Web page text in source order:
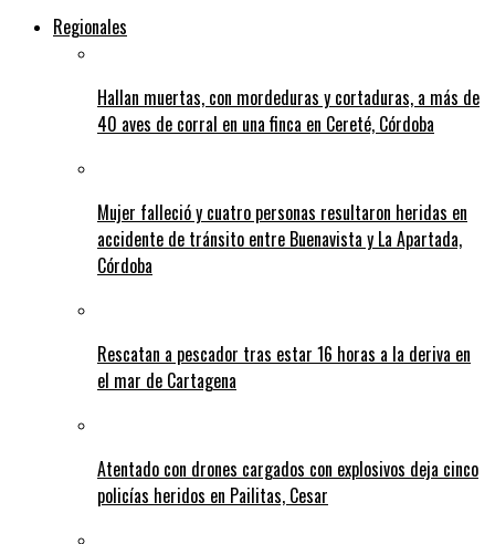
Regionales
Hallan muertas, con mordeduras y cortaduras, a más de
40 aves de corral en una finca en Cereté, Córdoba
Mujer falleció y cuatro personas resultaron heridas en
accidente de tránsito entre Buenavista y La Apartada,
Córdoba
Rescatan a pescador tras estar 16 horas a la deriva en
el mar de Cartagena
Atentado con drones cargados con explosivos deja cinco
policías heridos en Pailitas, Cesar